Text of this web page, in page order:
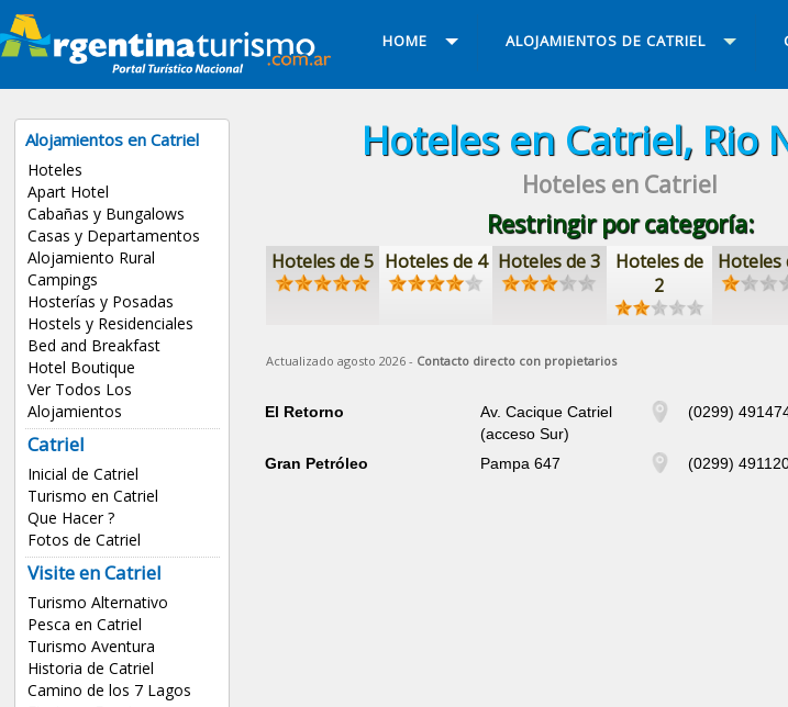
HOME ALOJAMIENTOS DE CATRIEL
Alojamientos en Catriel
Hoteles
Apart Hotel
Cabañas y Bungalows
Casas y Departamentos
Alojamiento Rural
Campings
Hosterías y Posadas
Hostels y Residenciales
Bed and Breakfast
Hotel Boutique
Ver Todos Los
Alojamientos
Catriel
Inicial de Catriel
Turismo en Catriel
Que Hacer ?
Fotos de Catriel
Visite en Catriel
Turismo Alternativo
Pesca en Catriel
Turismo Aventura
Historia de Catriel
Camino de los 7 Lagos
Hoteles en Catriel, Rio
Hoteles en Catriel
Restringir por categoría:
Hoteles de 5 Hoteles de 4 Hoteles de 3
Hoteles de
2
Hoteles
Actualizado agosto 2026 - Contacto directo con propietarios
El Retorno
Av. Cacique Catriel
(acceso Sur)
(0299)
Gran Petróleo Pampa 647 (0299)